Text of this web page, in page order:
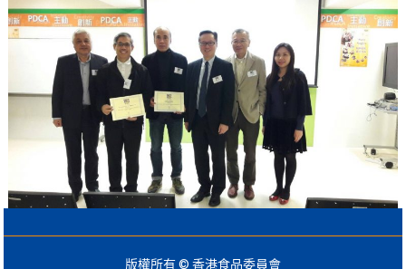
版權所有 © 香港食品委員會